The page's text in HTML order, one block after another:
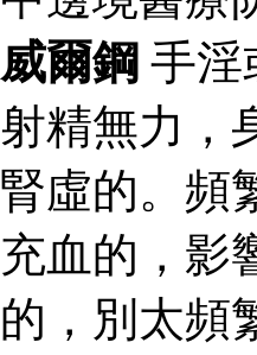
威爾鋼 手淫
射精無力，
腎虛的。頻
充血的，影
的，別太頻